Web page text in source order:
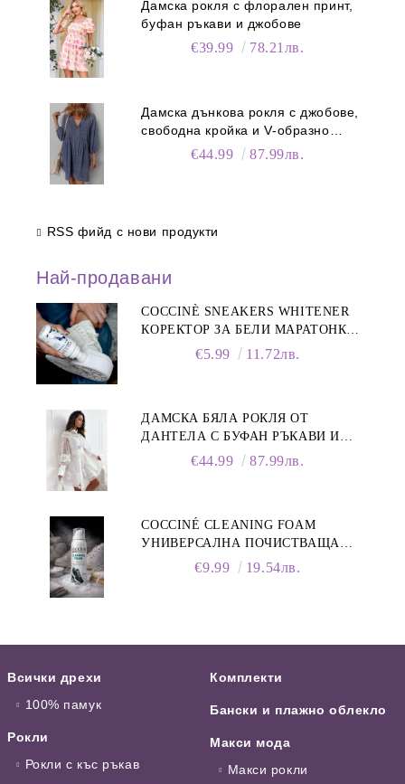
Дамска рокля с флорален принт,
буфан ръкави и джобове
€39.99 78.21лв.
Дамска дънкова рокля с джобове,
свободна кройка и V-образно
деколте€44.99 87.99лв.
RSS фийд с нови продукти
Най-продавани
COCCINÈ SNEAKERS WHITENER
КОРЕКТОР ЗА БЕЛИ МАРАТОНКИ,
€5.99 11.72лв.
ДАМСКА БЯЛА РОКЛЯ ОТ
ДАНТЕЛА С БУФАН РЪКАВИ И
€44.99 87.99лв.
COCCINÉ CLEANING FOAM
УНИВЕРСАЛНА ПОЧИСТВАЩА
ПЯНА ЗА ОБУВКИ, 150 МЛ
€9.99 19.54лв.
Всички дрехи
100% памук
Рокли
Рокли с къс ръкав
Комплекти
Бански и плажно облекло
Макси мода
Макси рокли